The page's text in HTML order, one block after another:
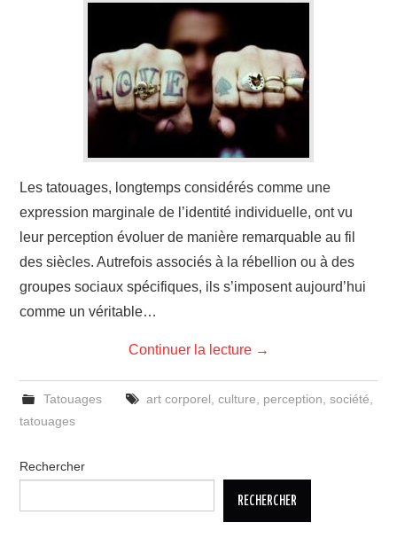
Les tatouages, longtemps considérés comme une
expression marginale de l’identité individuelle, ont vu
leur perception évoluer de manière remarquable au fil
des siècles. Autrefois associés à la rébellion ou à des
groupes sociaux spécifiques, ils s’imposent aujourd’hui
comme un véritable…
Continuer la lecture →
Tatouages art corporel culture perception société
tatouages
Rechercher
RECHERCHER